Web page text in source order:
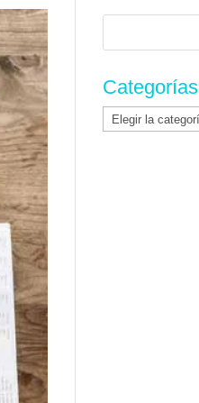
Buscar:
Categorías
Categorías